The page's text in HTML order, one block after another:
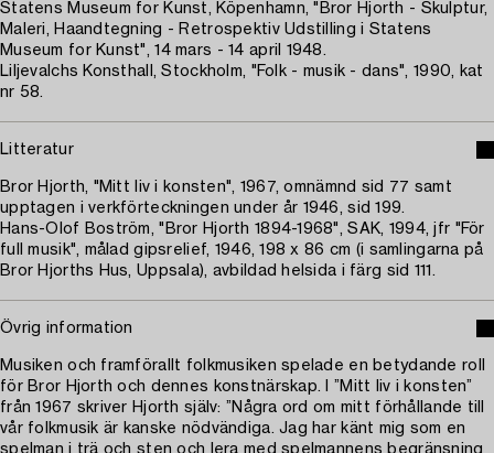
Statens Museum for Kunst, Köpenhamn, "Bror Hjorth - Skulptur,
Maleri, Haandtegning - Retrospektiv Udstilling i Statens
Museum for Kunst", 14 mars - 14 april 1948.
Liljevalchs Konsthall, Stockholm, "Folk - musik - dans", 1990, kat
nr 58.
Litteratur
Bror Hjorth, "Mitt liv i konsten", 1967, omnämnd sid 77 samt
upptagen i verkförteckningen under år 1946, sid 199.
Hans-Olof Boström, "Bror Hjorth 1894-1968", SAK, 1994, jfr "För
full musik", målad gipsrelief, 1946, 198 x 86 cm (i samlingarna på
Bror Hjorths Hus, Uppsala), avbildad helsida i färg sid 111.
Övrig information
Musiken och framförallt folkmusiken spelade en betydande roll
för Bror Hjorth och dennes konstnärskap. I ”Mitt liv i konsten”
från 1967 skriver Hjorth själv: ”Några ord om mitt förhållande till
vår folkmusik är kanske nödvändiga. Jag har känt mig som en
spelman i trä och sten och lera med spelmannens begränsning